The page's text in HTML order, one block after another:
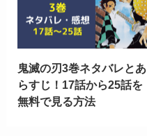
鬼滅の刃3巻ネタバレとあ
らすじ！17話から25話を
無料で見る方法